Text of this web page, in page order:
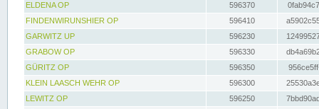
ELDENA OP
596370
FINDENWIRUNSHIER OP
596410
GARWITZ UP
596230
GRABOW OP
596330
GÜRITZ OP
596350
KLEIN LAASCH WEHR OP
596300
LEWITZ OP
596250